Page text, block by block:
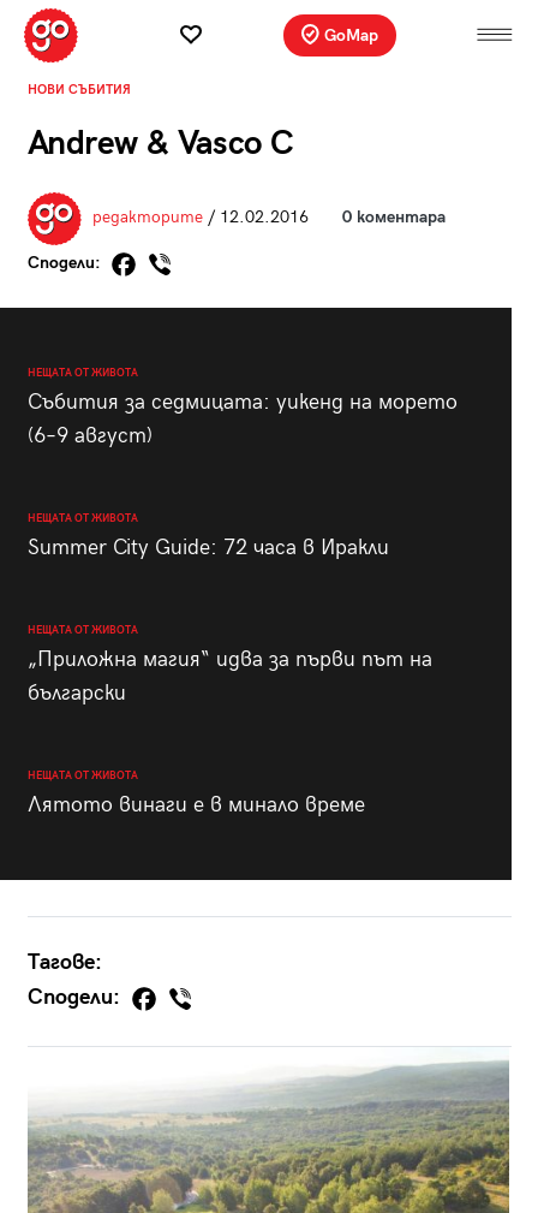
GoMap
НОВИ СЪБИТИЯ
Andrew & Vasco C
редакторите/ 12.02.2016 0 коментара
Сподели:
НЕЩАТА ОТ ЖИВОТА
Събития за седмицата: уикенд на морето
(6–9 август)
НЕЩАТА ОТ ЖИВОТА
Summer City Guide: 72 часа в Иракли
НЕЩАТА ОТ ЖИВОТА
„Приложна магия“ идва за първи път на
български
НЕЩАТА ОТ ЖИВОТА
Лятото винаги е в минало време
Тагове:
Сподели: